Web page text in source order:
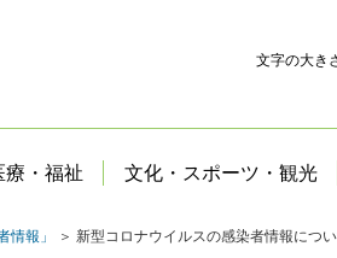
文字の大き
療・福祉 文化・スポーツ・観光
情報」 ＞ 新型コロナウイルスの感染者情報につ